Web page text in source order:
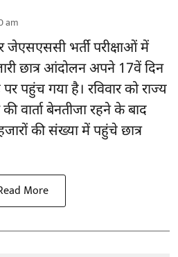
am
जेएसएससीभर्ती परीक्षाओं में
छात्र आंदोलन अपने 17वें दिन
पहुंच गया है। रविवार को राज्य
वार्ता बेनतीजा रहने के बाद
की संख्या में पहुंचे छात्र
More